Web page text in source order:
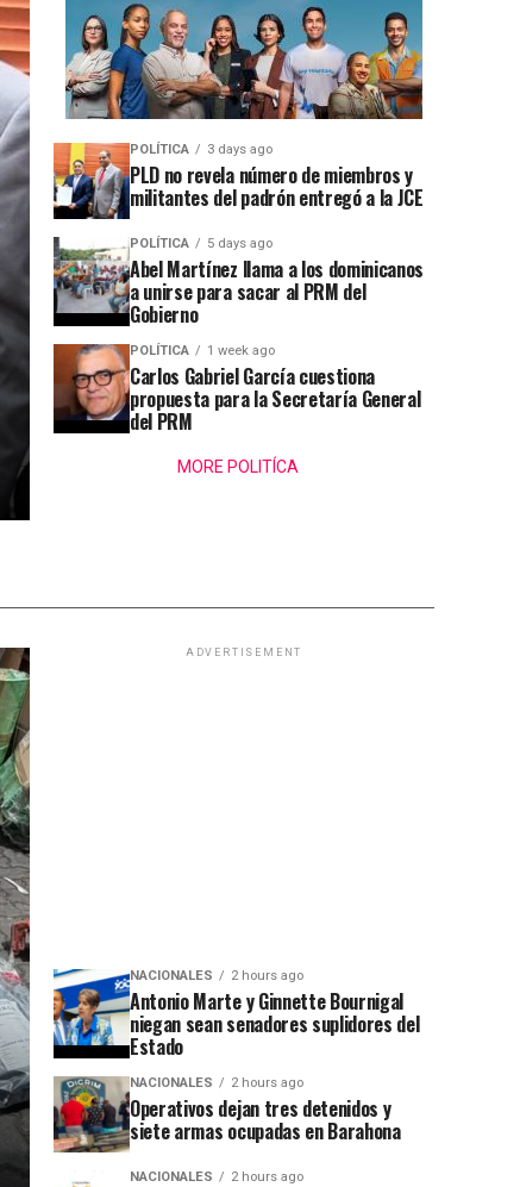
POLÍTICA 3 days ago
PLD no revela número de miembros y
militantes del padrón entregó a la JCE
POLÍTICA 5 days ago
Abel Martínez llama a los dominicanos
a unirse para sacar al PRM del
Gobierno
POLÍTICA 1 week ago
Carlos Gabriel García cuestiona
propuesta para la Secretaría General
del PRM
MORE POLITÍCA
ADVERTISEMENT
NACIONALES 2 hours ago
Antonio Marte y Ginnette Bournigal
niegan sean senadores suplidores del
Estado
NACIONALES 2 hours ago
Operativos dejan tres detenidos y
siete armas ocupadas en Barahona
NACIONALES 2 hours ago